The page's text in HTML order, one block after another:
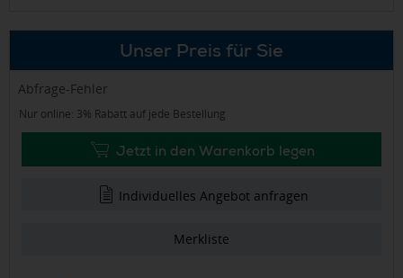
Unser Preis für Sie
Abfrage-Fehler
Nur online: 3% Rabatt auf jede Bestellung
Jetzt in den Warenkorb legen
Individuelles Angebot anfragen
Merkliste